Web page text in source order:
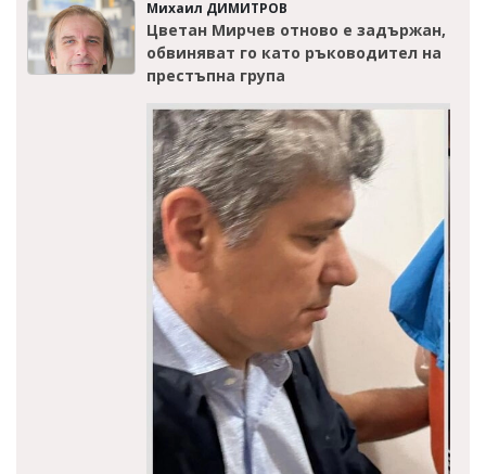
Михаил ДИМИТРОВ
Цветан Мирчев отново е задържан,
обвиняват го като ръководител на
престъпна група